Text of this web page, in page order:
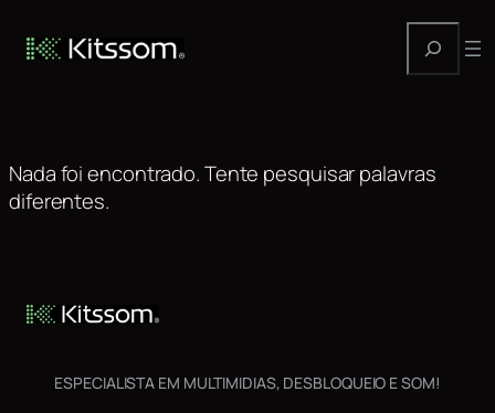
Pular
Autor:admin
Nada foi encontrado. Tente pesquisar palavras
diferentes.
ESPECIALISTA EM MULTIMIDIAS, DESBLOQUEIO E SOM!